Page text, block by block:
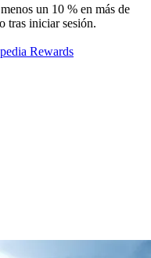
un 10 % en más de
tras iniciar sesión.
Rewards